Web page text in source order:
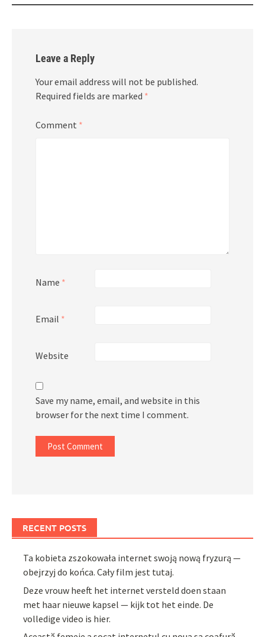
Leave a Reply
Your email address will not be published.
Required fields are marked *
Comment *
Name *
Email *
Website
Save my name, email, and website in this
browser for the next time I comment.
RECENT POSTS
Ta kobieta zszokowała internet swoją nową fryzurą —
obejrzyj do końca. Cały film jest tutaj.
Deze vrouw heeft het internet versteld doen staan
met haar nieuwe kapsel — kijk tot het einde. De
volledige video is hier.